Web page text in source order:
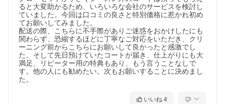
ると大変助かるため、いろいろな会社のサービスを検討し
ていました。今回は口コミの良さと特別価格に惹かれ初め
てお願いしてみました。
配送の際、こちらに不手際がありご迷惑をおかけしたにも
関わらず、恐縮するほどに丁寧なご対応をいただき、クリ
ーニング前からこちらにお願いして良かったと感激でし
た。そして先日預けていたコートが届き、仕上がりにも大
満足、リピーター用の特典もあり、もう言うことなしで
す。他の人にも勧めたい。次もお願いすることに決めまし
た。
いいね 4